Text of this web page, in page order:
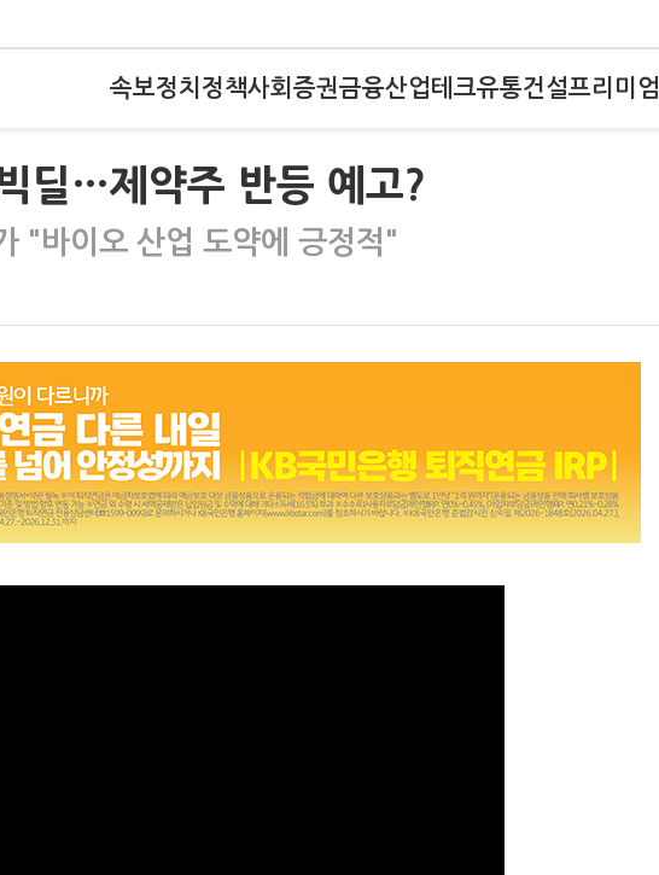
속보정치 정책사회 증권금융산업테크유통건설프리미엄
딜…제약주 반등 예고?
"바이오 산업 도약에 긍정적"